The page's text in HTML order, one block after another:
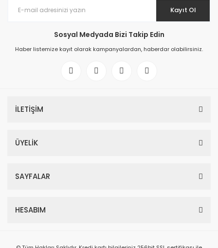
Kayıt Ol
Sosyal Medyada Bizi Takip Edin
Haber listemize kayıt olarak kampanyalardan, haberdar olabilirsiniz.
İLETİŞİM
ÜYELİK
SAYFALAR
HESABIM